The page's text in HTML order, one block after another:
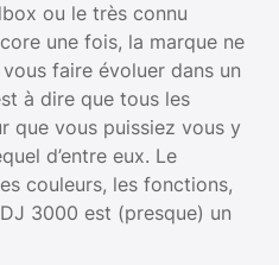
ou le très connu
une fois, la marque ne
faire évoluer dans un
à dire que tous les
que vous puissiez vous y
d’entre eux. Le
couleurs, les fonctions,
3000 est (presque) un